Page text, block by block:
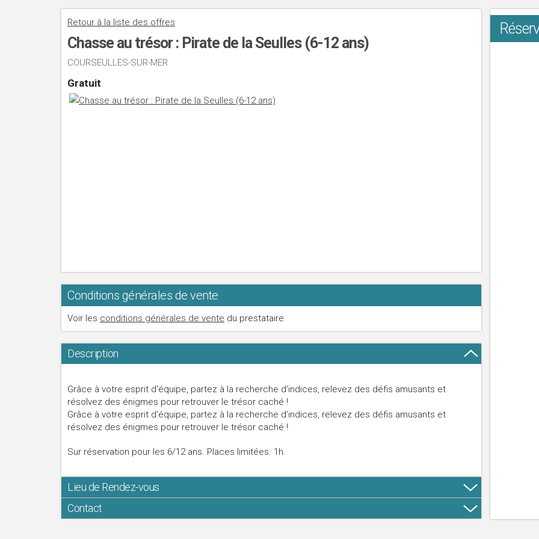
Retour à la liste des offres
Chasse au trésor : Pirate de la Seulles (6-12 ans)
COURSEULLES-SUR-MER
Gratuit
Conditions générales de vente
Voir les conditions générales de vente du prestataire
Description
Grâce à votre esprit d'équipe, partez à la recherche d'indices, relevez des défis amusants et
résolvez des énigmes pour retrouver le trésor caché !
Grâce à votre esprit d'équipe, partez à la recherche d'indices, relevez des défis amusants et
résolvez des énigmes pour retrouver le trésor caché !
Sur réservation pour les 6/12 ans. Places limitées. 1h.
Lieu de Rendez-vous
Contact